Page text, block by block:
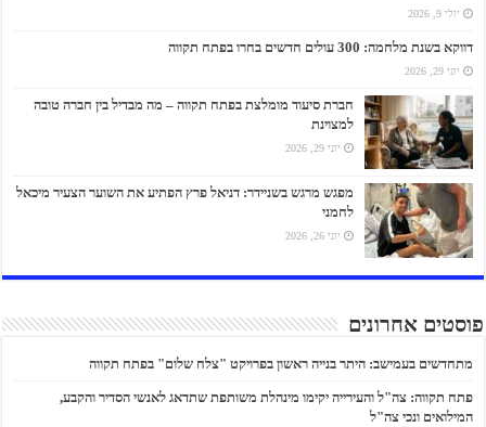
יולי 9, 2026
דווקא בשנת מלחמה: 300 עולים חדשים בחרו בפתח תקווה
יוני 29, 2026
חברת סיעוד מומלצת בפתח תקווה – מה מבדיל בין חברה טובה
למצוינת
יוני 29, 2026
מפגש מרגש בשניידר: דניאל פרץ הפתיע את השוער הצעיר מיכאל
לחמני
יוני 26, 2026
פוסטים אחרונים
מתחדשים בעמישב: היתר בנייה ראשון בפרויקט "צלח שלום" בפתח תקווה
פתח תקווה: צה"ל והעירייה יקימו מינהלת משותפת שתדאג לאנשי הסדיר והקבע,
המילואים ונכי צה"ל